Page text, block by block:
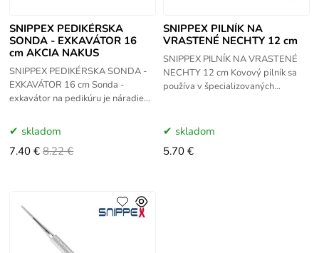
SNIPPEX PEDIKÉRSKA
SONDA - EXKAVÁTOR 16
cm AKCIA NAKUS
SNIPPEX PEDIKÉRSKA SONDA -
EXKAVÁTOR 16 cm Sonda -
exkavátor na pedikúru je náradie
tvarovaná aby pohodlne sadlo do
dlane,
skladom
7.40 € 8.22 €
SNIPPEX PILNÍK NA
VRASTENÉ NECHTY 12 cm
SNIPPEX PILNÍK NA VRASTENÉ
NECHTY 12 cm Kovový pilník sa
používa v špecializovaných
vtasrených
skladom
5.70 €